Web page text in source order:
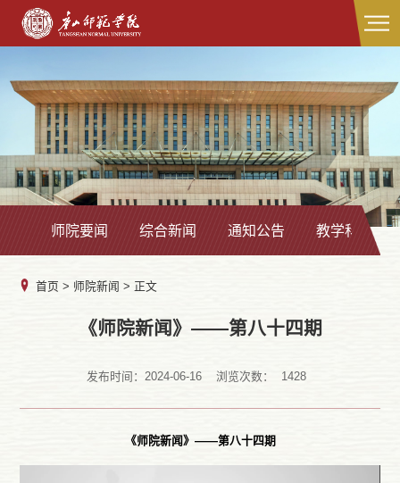
师院要闻 综合新闻 通知公告 教学科研
首页 > 师院新闻 > 正文
​《师院新闻》——第八十四期
发布时间：2024-06-16 浏览次数： 1428
《师院新闻》——第八十四期